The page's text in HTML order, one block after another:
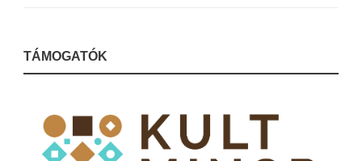
TÁMOGATÓK